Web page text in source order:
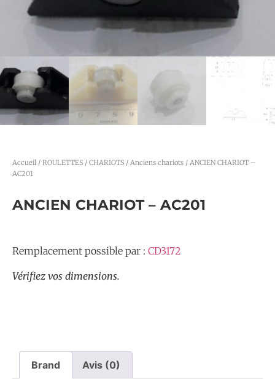
Accueil / ROULETTES / CHARIOTS / Anciens chariots / ANCIEN CHARIOT –
AC201
ANCIEN CHARIOT – AC201
Remplacement possible par : CD3172
Vérifiez vos dimensions.
Brand Avis (0)